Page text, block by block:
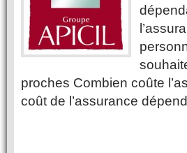
proches Combien coûte
coût de l’assurance